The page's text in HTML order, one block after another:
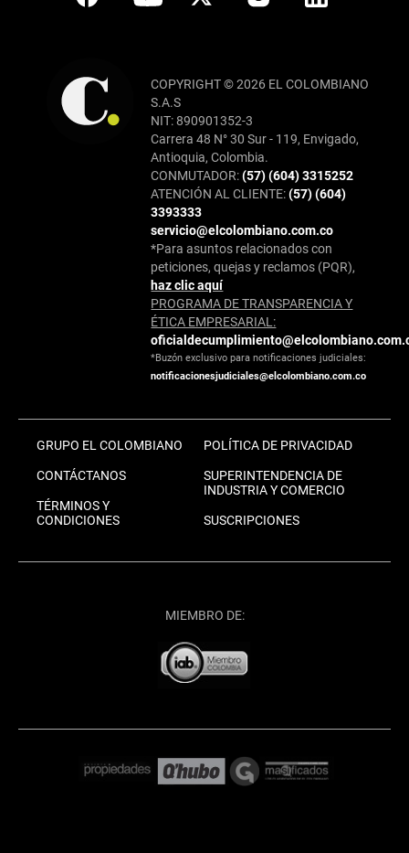
COPYRIGHT © 2026 EL COLOMBIANO
S.A.S
NIT: 890901352-3
Carrera 48 N° 30 Sur - 119, Envigado,
Antioquia, Colombia.
CONMUTADOR:(57) (604) 3315252
ATENCIÓN AL CLIENTE:(57) (604)
3393333
servicio@elcolombiano.com.co
*Para asuntos relacionados con
peticiones, quejas y reclamos (PQR),
haz clic aquí
PROGRAMA DE TRANSPARENCIA Y
ÉTICA EMPRESARIAL:
*Buzón exclusivo para notificaciones judiciales:
notificacionesjudiciales@elcolombiano.com.co
GRUPO EL COLOMBIANO
CONTÁCTANOS
TÉRMINOS Y
CONDICIONES
POLÍTICA DE PRIVACIDAD
SUPERINTENDENCIA DE
INDUSTRIA Y COMERCIO
SUSCRIPCIONES
MIEMBRO DE: